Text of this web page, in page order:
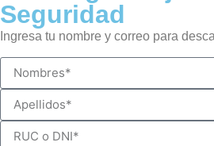
Seguridad
Ingresa tu nombre y correo para